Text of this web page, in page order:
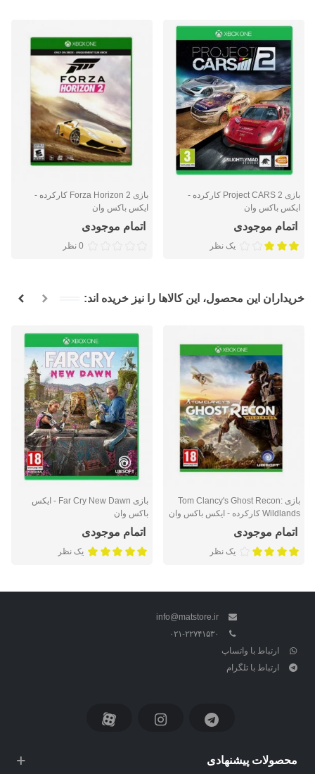
بازی Project CARS 2 کارکرده -
ایکس باکس وان
اتمام موجودی
یک نظر
بازی Forza Horizon 2 کارکرده -
ایکس باکس وان
اتمام موجودی
0 نظر
خریداران این محصول، این کالاها را نیز خریده اند:
بازی Tom Clancy's Ghost Recon:
Wildlands کارکرده - ایکس باکس وان
اتمام موجودی
یک نظر
بازی Far Cry New Dawn - ایکس
باکس وان
اتمام موجودی
یک نظر
info@matstore.ir
۰۲۱-۲۲۷۴۱۵۳۰
ارتباط با واتساپ
ارتباط با تلگرام
محصولات پیشنهادی